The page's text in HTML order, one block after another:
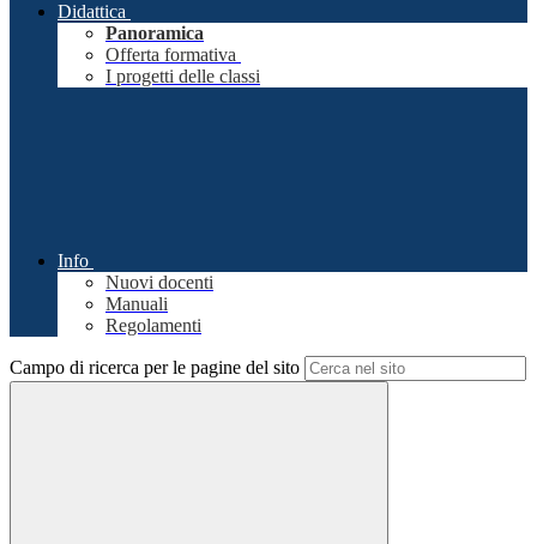
Didattica
Panoramica
Offerta formativa
I progetti delle classi
Info
Nuovi docenti
Manuali
Regolamenti
Campo di ricerca per le pagine del sito